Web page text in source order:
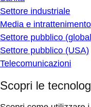
Settore industriale
Media e intrattenimento
Settore pubblico
Settore pubblico (USA)
Telecomunicazioni
Scopri le